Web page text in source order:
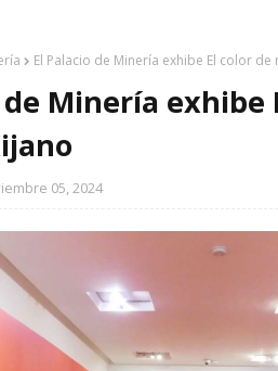
El Palacio de Minería exhibe El color de
de Minería exhibe
05, 2024